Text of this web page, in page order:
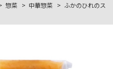
惣菜 中華惣菜
ふかのひれのス